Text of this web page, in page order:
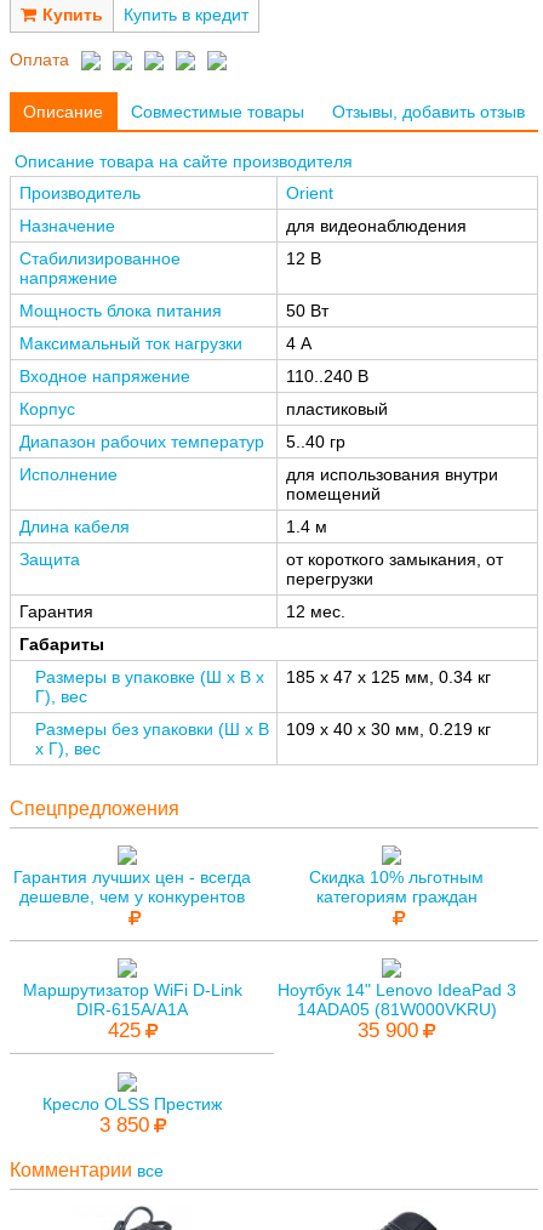
Купить в кредит
Оплата
Описание Совместимые товары Отзывы, добавить отзыв
Описание товара на сайте производителя
Производитель
Orient
Назначение
для видеонаблюдения
Стабилизированное
напряжение
12 В
Мощность блока питания
50 Вт
Максимальный ток нагрузки
4 А
Входное напряжение
110..240 В
Корпус
пластиковый
Диапазон рабочих температур
5..40 гр
Исполнение
для использования внутри
помещений
Длина кабеля
1.4 м
Защита
от короткого замыкания, от
перегрузки
Гарантия
12 мес.
Габариты
Размеры в упаковке (Ш x В x
Г), вес
185 x 47 x 125 мм, 0.34 кг
Размеры без упаковки (Ш x В
x Г), вес
109 x 40 x 30 мм, 0.219 кг
Спецпредложения
Гарантия лучших цен - всегда
дешевле, чем у конкурентов
Скидка 10% льготным
категориям граждан
Маршрутизатор WiFi D-Link
DIR-615A/A1A
425
Ноутбук 14" Lenovo IdeaPad 3
14ADA05 (81W000VKRU)
35 900
Кресло OLSS Престиж
3 850
Комментарии все